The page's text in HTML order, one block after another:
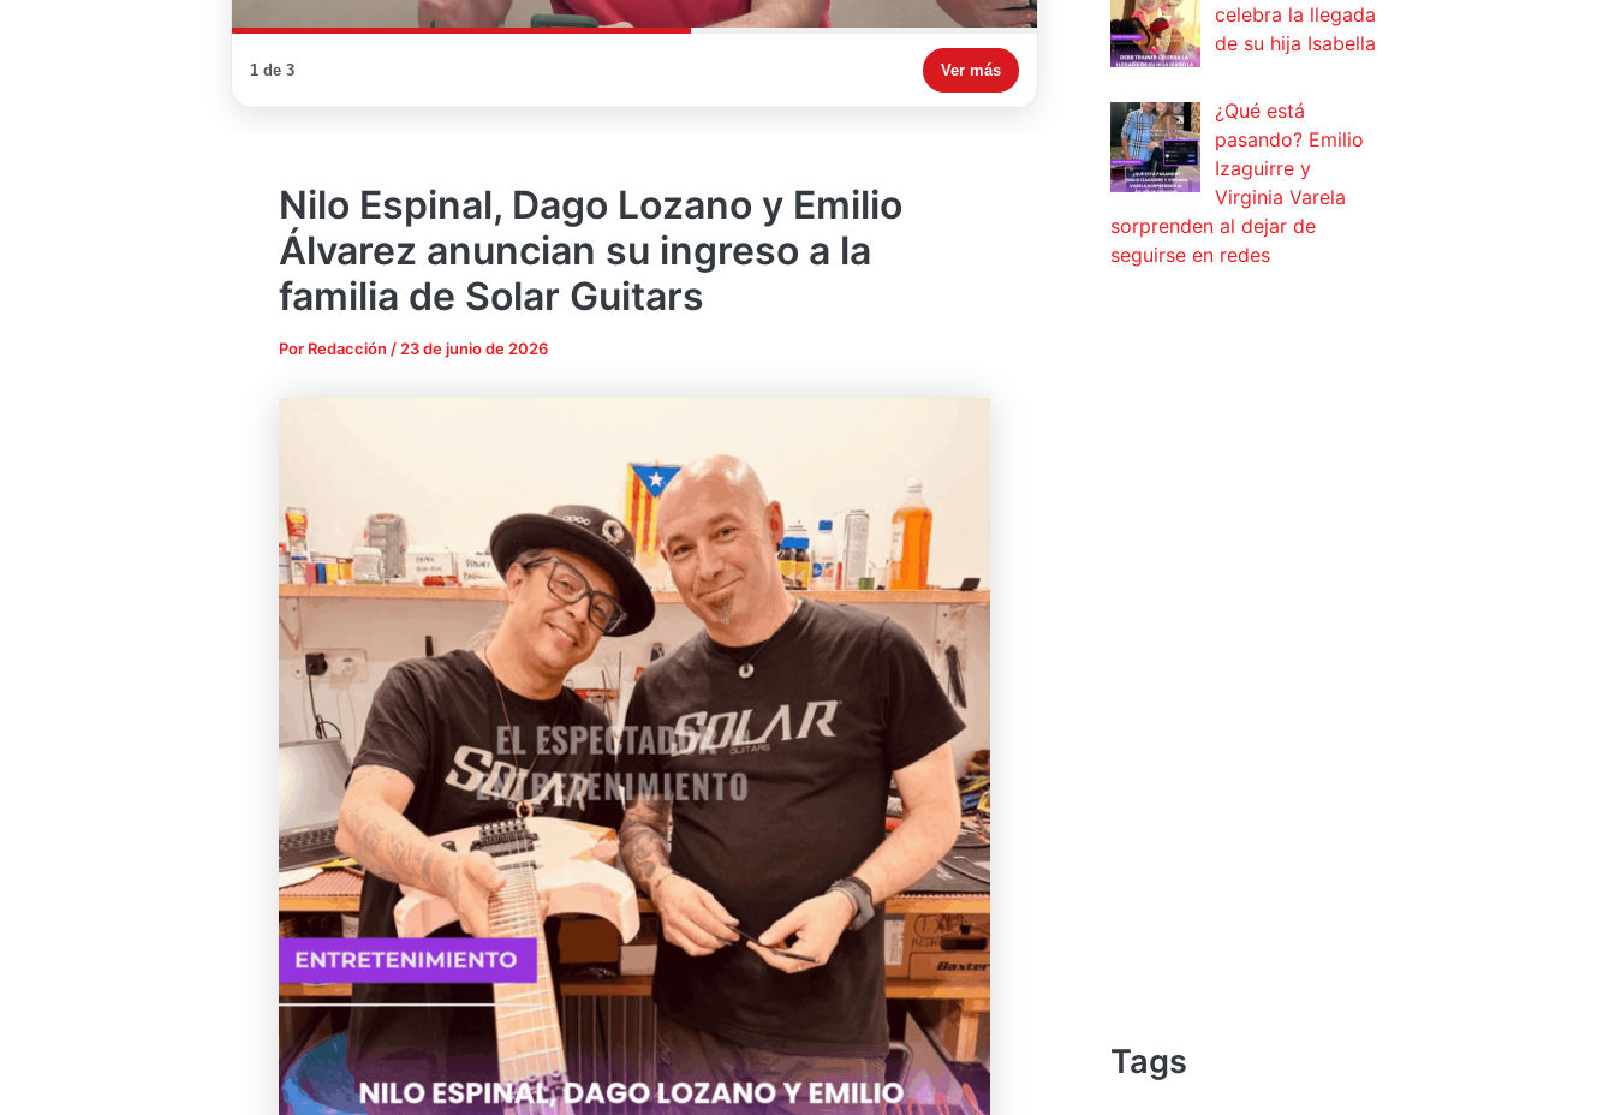
1 de 3 Ver más
Nilo Espinal, Dago Lozano y Emilio
Álvarez anuncian su ingreso a la
familia de Solar Guitars
Por Redacción / 23 de junio de 2026
celebra la llegada
de su hija Isabella
¿Qué está
pasando? Emilio
Izaguirre y
Virginia Varela
sorprenden al dejar de
seguirse en redes
Tags